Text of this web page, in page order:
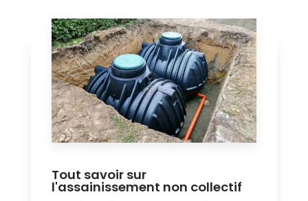
Tout savoir sur
l'assainissement non collectif